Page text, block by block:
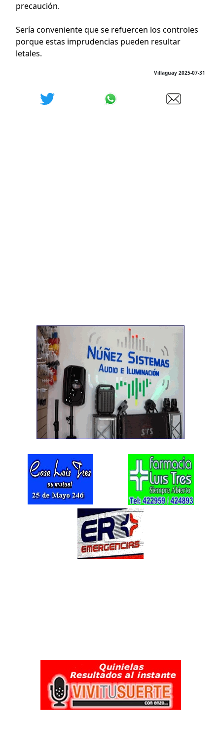
precaución.
Sería conveniente que se refuercen los controles
porque estas imprudencias pueden resultar
letales.
Villaguay 2025-07-31